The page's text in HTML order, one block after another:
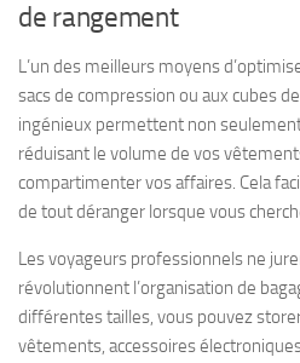
de rangement
L’un des meilleurs moyens
sacs de compression ou aux cubes
ingénieux permettent non
réduisant le volume de vos
compartimenter vos affaires. Cela
de tout déranger lorsque vous
Les voyageurs professionnels ne
révolutionnent l’organisation de
différentes tailles, vous pouvez
vêtements, accessoires